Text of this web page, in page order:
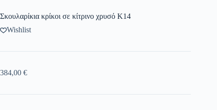
Σκουλαρίκια κρίκοι σε κίτρινο χρυσό Κ14
Wishlist
384,00 €